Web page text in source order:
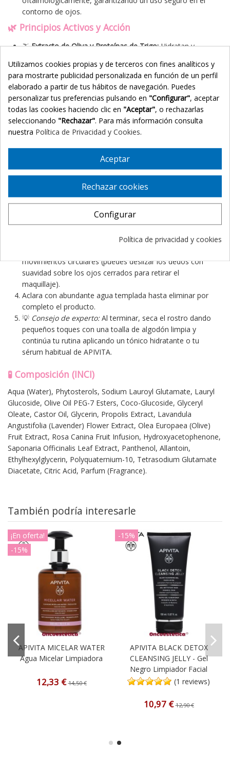
contorno de ojos.
🌿 Principios Activos y Acción
🫒Extracto de Oliva y Proteínas de Trigo:Hidratan y
aterciopelada en el rostro.
🪻Extracto de Lavanda Orgánica:Calma los síntomas de
irritación, reduce las pequeñas rojeces y suaviza la piel al
instante.
🐝Extracto de Própolis: Ofrece una excelente acción
antiséptica y antioxidante suave que purifica y protege el
cutis.
🌹Infusión de Rosa Silvestre:Reemplaza el agua de la
formulación para multiplicar las propiedades antioxidantes
y regeneradoras del producto.
🧼 Modo de Empleo
Humedece previamente la piel del rostro, el cuello y la
Aplica una pequeña cantidad del producto sobre las
manos y frota hasta crear una espuma rica y cremosa.
movimientos circulares (puedes deslizar los dedos con
suavidad sobre los ojos cerrados para retirar el
maquillaje).
Aclara con abundante agua templada hasta eliminar por
completo el producto.
💡 Consejo de experto:Al terminar, seca el rostro dando
pequeños toques con una toalla de algodón limpia y
continúa tu rutina aplicando un tónico hidratante o tu
sérum habitual de APIVITA.
🧪 Composición (INCI)
Aqua (Water), Phytosterols, Sodium Lauroyl Glutamate, Lauryl
Glucoside, Olive Oil PEG-7 Esters, Coco-Glucoside, Glyceryl
Oleate, Castor Oil, Glycerin, Propolis Extract, Lavandula
Angustifolia (Lavender) Flower Extract, Olea Europaea (Olive)
Fruit Extract, Rosa Canina Fruit Infusion, Hydroxyacetophenone,
Saponaria Officinalis Leaf Extract, Panthenol, Allantoin,
Ethylhexylglycerin, Polyquaternium-10, Tetrasodium Glutamate
Diacetate, Citric Acid, Parfum (Fragrance).
También podría interesarle
¡En oferta!
-15%
APIVITA MICELAR WATER
Agua Micelar Limpiadora
12,33 €14,50 €
-15%
APIVITA BLACK DETOX
CLEANSING JELLY - Gel
Negro Limpiador Facial
(1 reviews)
10,97 €12,90 €
Utilizamos cookies propias y de terceros con fines analíticos y
para mostrarte publicidad personalizada en función de un perfil
elaborado a partir de tus hábitos de navegación. Puedes
personalizar tus preferencias pulsando en "Configurar", aceptar
todas las cookies haciendo clic en "Aceptar", o rechazarlas
seleccionando "Rechazar". Para más información consulta
nuestra Política de Privacidad y Cookies.
Aceptar
Rechazar cookies
Configurar
Política de privacidad y cookies